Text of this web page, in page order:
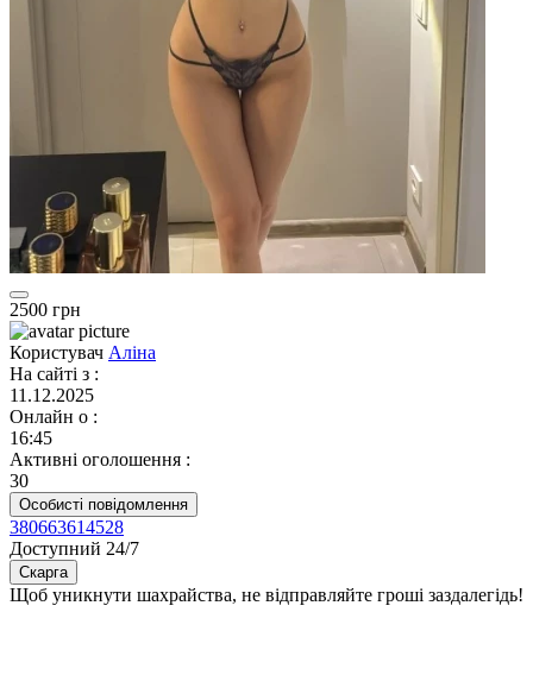
2500 грн
Користувач Аліна
На сайті з :
11.12.2025
Онлайн о :
16:45
Активні оголошення :
30
Особисті повідомлення
380663614528
Доступний 24/7
Скарга
Щоб уникнути шахрайства, не відправляйте гроші заздалегідь!